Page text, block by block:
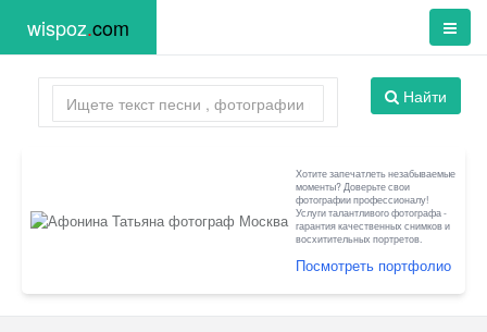
wispoz.com
Найти
Хотите запечатлеть незабываемые
моменты? Доверьте свои
фотографии профессионалу!
Услуги талантливого фотографа -
гарантия качественных снимков и
восхитительных портретов.
Посмотреть портфолио